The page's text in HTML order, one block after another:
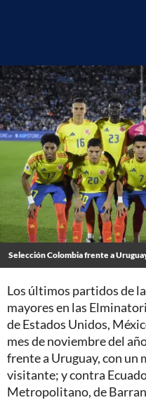
Selección Colombia frente a
Los últimos partidos de la
mayores en las
de Estados Unidos,
mes de noviembre del
frente a Uruguay, con un
visitante; y contra
Metropolitano, de